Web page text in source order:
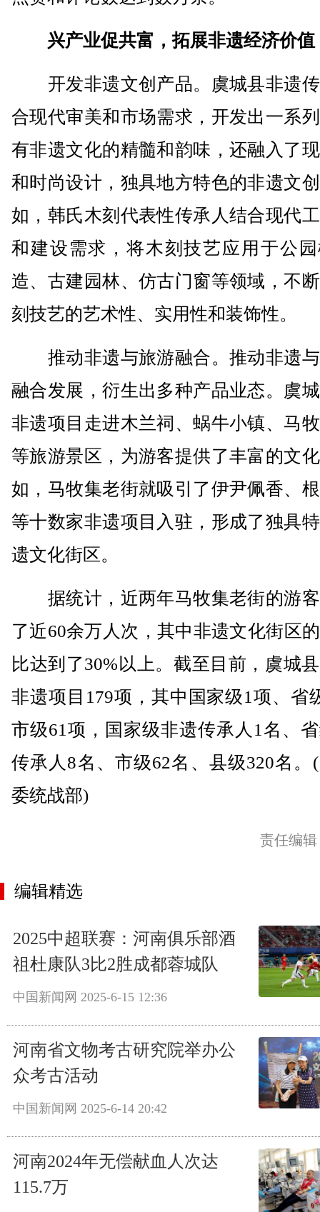
兴产业促共富，拓展非遗经济价值
开发非遗文创产品。虞城县非遗
合现代审美和市场需求，开发出一系
有非遗文化的精髓和韵味，还融入了
和时尚设计，独具地方特色的非遗文
如，韩氏木刻代表性传承人结合现代
和建设需求，将木刻技艺应用于公
造、古建园林、仿古门窗等领域，不
刻技艺的艺术性、实用性和装饰性。
推动非遗与旅游融合。推动非遗
融合发展，衍生出多种产品业态。虞
非遗项目走进木兰祠、蜗牛小镇、马
等旅游景区，为游客提供了丰富的文
如，马牧集老街就吸引了伊尹佩香、
等十数家非遗项目入驻，形成了独具
遗文化街区。
据统计，近两年马牧集老街的游
了近60余万人次，其中非遗文化街区
比达到了30%以上。截至目前，虞城
非遗项目179项，其中国家级1项、省
市级61项，国家级非遗传承人1名、
传承人8名、市级62名、县级320名。
委统战部)
责任编
编辑精选
2025中超联赛：河南俱乐部酒
祖杜康队3比2胜成都蓉城队
中国新闻网 2025-6-15 12:36
河南省文物考古研究院举办公
众考古活动
中国新闻网 2025-6-14 20:42
河南2024年无偿献血人次达
115.7万